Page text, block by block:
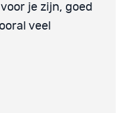
je zijn, goed
veel